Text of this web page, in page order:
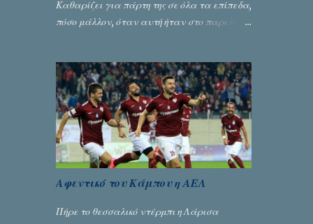
Καθαρίζει για πάρτη της σε όλα τα επίπεδα,
πόσο μάλλον, όταν αυτή ήταν στο παρελθόν
Αλευρογιάννης
Αφεντικό του Κάμπου η ΑΕΛ
Πήρε το θεσσαλικό ντέρμπι η Λάρισα